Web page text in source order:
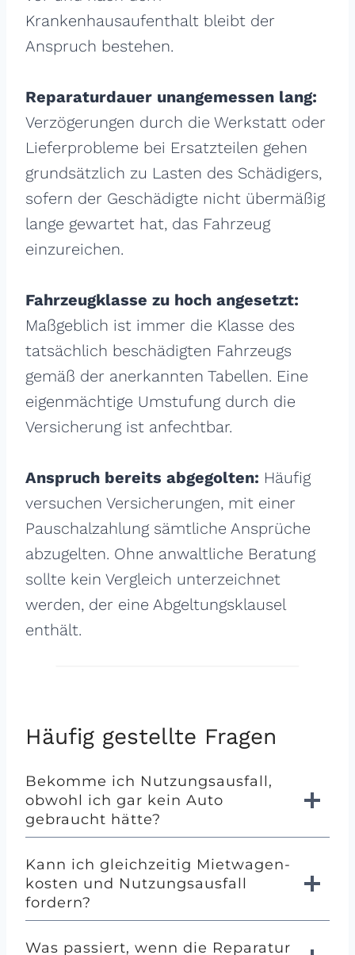
Krankenhausaufenthalt bleibt der
Anspruch bestehen.
Reparaturdauer unangemessen lang:
Verzögerungen durch die Werkstatt oder
Lieferprobleme bei Ersatzteilen gehen
grundsätzlich zu Lasten des Schädigers,
sofern der Geschädigte nicht übermäßig
lange gewartet hat, das Fahrzeug
einzureichen.
Fahrzeugklasse zu hoch angesetzt:
Maßgeblich ist immer die Klasse des
tatsächlich beschädigten Fahrzeugs
gemäß der anerkannten Tabellen. Eine
eigenmächtige Umstufung durch die
Versicherung ist anfechtbar.
Anspruch bereits abgegolten: Häufig
versuchen Versicherungen, mit einer
Pauschalzahlung sämtliche Ansprüche
abzugelten. Ohne anwaltliche Beratung
sollte kein Vergleich unterzeichnet
werden, der eine Abgeltungsklausel
enthält.
Häufig gestellte Fragen
Bekomme ich Nutzungs­ausfall,
obwohl ich gar kein Auto
gebraucht hätte?
Kann ich gleichzeitig Mietwagen­
kosten und Nutzungs­ausfall
fordern?
Was passiert, wenn die Reparatur